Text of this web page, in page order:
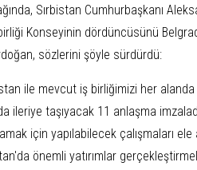
Sırbistan Cumhurbaşkanı
Konseyinin dördüncüsünü
sözlerini şöyle sürdürdü:
ile mevcut iş birliğimizi her
ileriye taşıyacak 11 anlaşma
için yapılabilecek çalışmaları
önemli yatırımlar